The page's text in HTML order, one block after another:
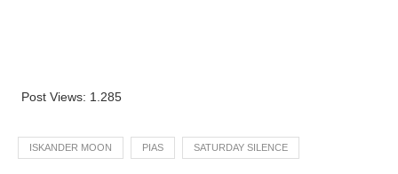
Post Views: 1.285
ISKANDER MOON PIAS SATURDAY SILENCE